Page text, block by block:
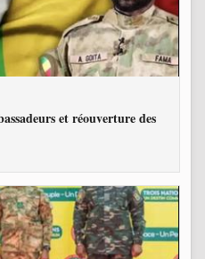
et réouverture des